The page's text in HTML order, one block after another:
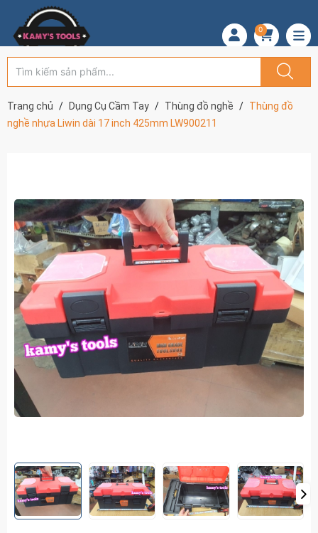
0
Trang chủ Dụng Cụ Cầm Tay Thùng đồ nghề
Thùng đồ
nghề nhựa Liwin dài 17 inch 425mm LW900211